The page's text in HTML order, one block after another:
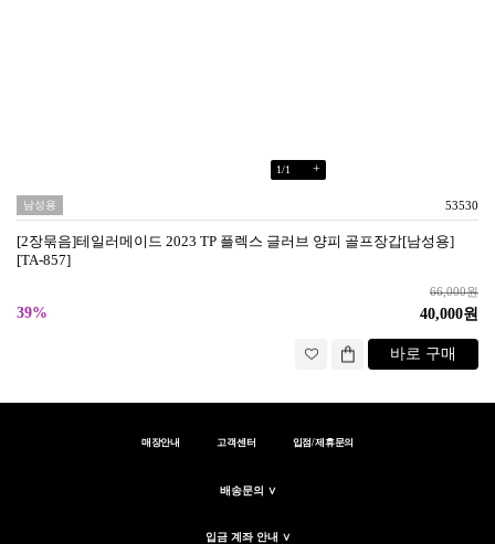
1 /1 +
남성용 53530
[2장묶음]테일러메이드 2023 TP 플렉스 글러브 양피 골프장갑[남성용]
[TA-857]
66,000원
39% 40,000원
바로 구매
매장안내 고객센터 입점/제휴문의
배송문의 ∨
입금 계좌 안내 ∨